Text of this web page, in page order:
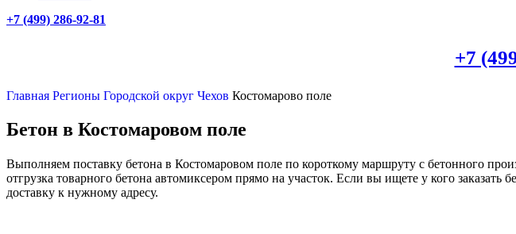
+7 (499) 286-92-81
+7
Главная Регионы Городской округ Чехов Костомарово поле
Бетон в Костомаровом поле
Выполняем поставку бетона в Костомаровом поле по короткому маршруту с бетонного
отгрузка товарного бетона автомиксером прямо на участок. Если вы ищете у кого
доставку к нужному адресу.